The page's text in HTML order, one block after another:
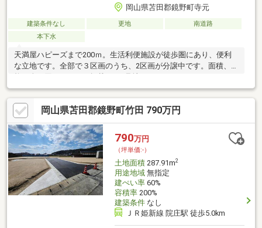
岡山県苫田郡鏡野町寺元
建築条件なし 更地
南道路
本下水
天満屋ハピーズまで200ｍ。生活利便施設が徒歩圏にあり、便利
な立地です。全部で３区画のうち、2区画が分譲中です。面積、価
格は全て同じです。（掲載は、2号地）
岡山県苫田郡鏡野町竹田 790万円
790万円
（坪単価:-）
土地面積287.91m2
用途地域無指定
建ぺい率60%
容積率200%
建築条件なし
ＪＲ姫新線 院庄駅 徒歩5.0km